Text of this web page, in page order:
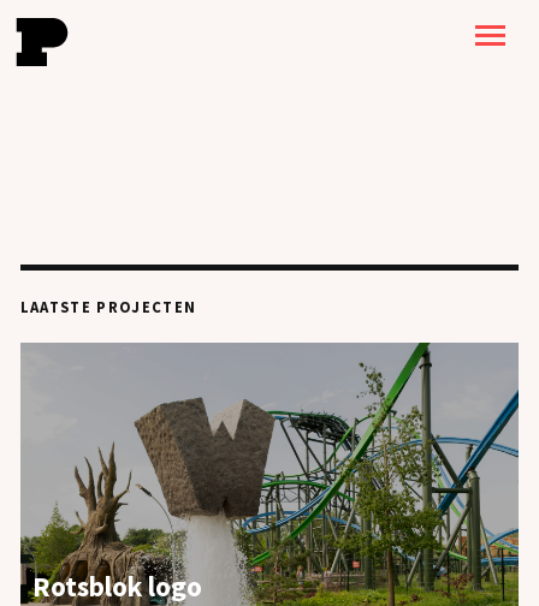
LAATSTE PROJECTEN
Rotsblok logo